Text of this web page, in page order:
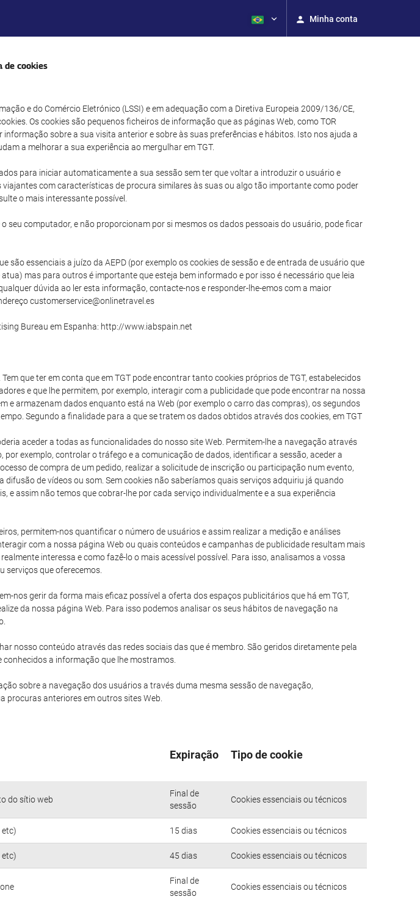
Minha conta
de cookies
e do Comércio Eletrónico (LSSI) e em adequação com a Diretiva Europeia 2009/136/CE,
Os cookies são pequenos ficheiros de informação que as páginas Web, como TOR
informação sobre a sua visita anterior e sobre às suas preferências e hábitos. Isto nos ajuda a
a melhorar a sua experiência ao mergulhar em TGT.
para iniciar automaticamente a sua sessão sem ter que voltar a introduzir o usuário e
com características de procura similares às suas ou algo tão importante como poder
o mais interessante possível.
seu computador, e não proporcionam por si mesmos os dados pessoais do usuário, pode ficar
essenciais a juízo da AEPD (por exemplo os cookies de sessão e de entrada de usuário que
mas para outros é importante que esteja bem informado e por isso é necessário que leia
dúvida ao ler esta informação, contacte-nos e responder-lhe-emos com a maior
customerservice@onlinetravel.es
Bureau em Espanha: http://www.iabspain.net
que ter em conta que em TGT pode encontrar tanto cookies próprios de TGT, estabelecidos
e que lhe permitem, por exemplo, interagir com a publicidade que pode encontrar na nossa
e armazenam dados enquanto está na Web (por exemplo o carro das compras), os segundos
Segundo a finalidade para a que se tratem os dados obtidos através dos cookies, em TGT
aceder a todas as funcionalidades do nosso site Web. Permitem-lhe a navegação através
exemplo, controlar o tráfego e a comunicação de dados, identificar a sessão, aceder a
de compra de um pedido, realizar a solicitude de inscrição ou participação num evento,
de vídeos ou som. Sem cookies não saberíamos quais serviços adquiriu já quando
assim não temos que cobrar-lhe por cada serviço individualmente e a sua experiência
permitem-nos quantificar o número de usuários e assim realizar a medição e análises
com a nossa página Web ou quais conteúdos e campanhas de publicidade resultam mais
interessa e como fazê-lo o mais acessível possível. Para isso, analisamos a vossa
serviços que oferecemos.
nos gerir da forma mais eficaz possível a oferta dos espaços publicitários que há em TGT,
da nossa página Web. Para isso podemos analisar os seus hábitos de navegação na
nosso conteúdo através das redes sociais das que é membro. São geridos diretamente pela
conhecidos a informação que lhe mostramos.
sobre a navegação dos usuários a través duma mesma sessão de navegação,
procuras anteriores em outros sites Web.
Expiração Tipo de cookie
do sítio web
Final de
sessão
Cookies essenciais ou técnicos
etc) 15 dias Cookies essenciais ou técnicos
etc) 45 dias Cookies essenciais ou técnicos
Final de
sessão
Cookies essenciais ou técnicos